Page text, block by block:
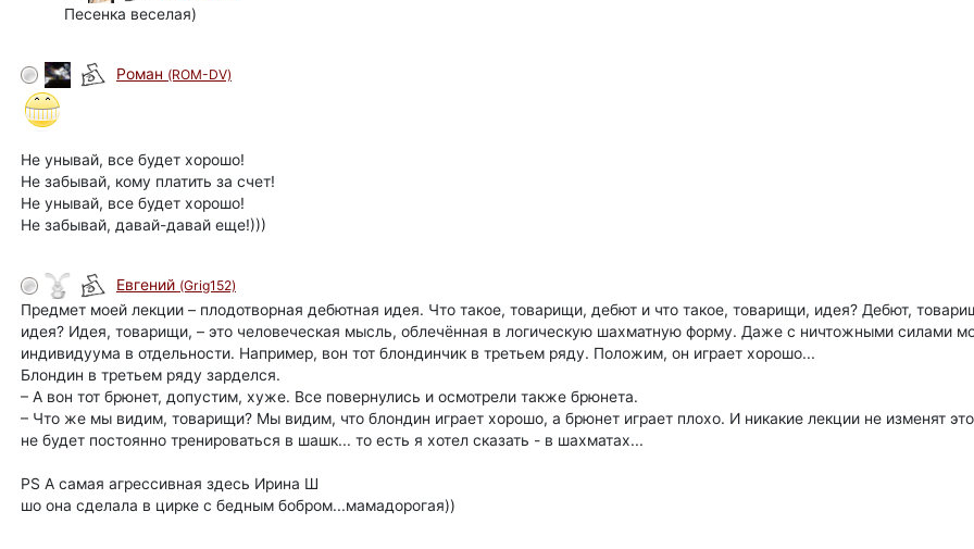
Песенка веселая)
Роман (ROM-DV)
Не унывай, все будет хорошо!
Не забывай, кому платить за счет!
Не унывай, все будет хорошо!
Не забывай, давай-давай еще!)))
Евгений (Grig152)
Предмет моей лекции – плодотворная дебютная идея. Что такое, товарищи, дебют и что такое, товарищи, идея? Дебют,
идея? Идея, товарищи, – это человеческая мысль, облечённая в логическую шахматную форму. Даже с ничтожными силами
индивидуума в отдельности. Например, вон тот блондинчик в третьем ряду. Положим, он играет хорошо...
Блондин в третьем ряду зарделся.
– А вон тот брюнет, допустим, хуже. Все повернулись и осмотрели также брюнета.
– Что же мы видим, товарищи? Мы видим, что блондин играет хорошо, а брюнет играет плохо. И никакие лекции не изменят
не будет постоянно тренироваться в шашк... то есть я хотел сказать - в шахматах...
PS А самая агрессивная здесь Ирина Ш
шо она сделала в цирке с бедным бобром...мамадорогая))